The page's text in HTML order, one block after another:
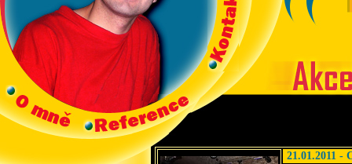
21.01.2011 -